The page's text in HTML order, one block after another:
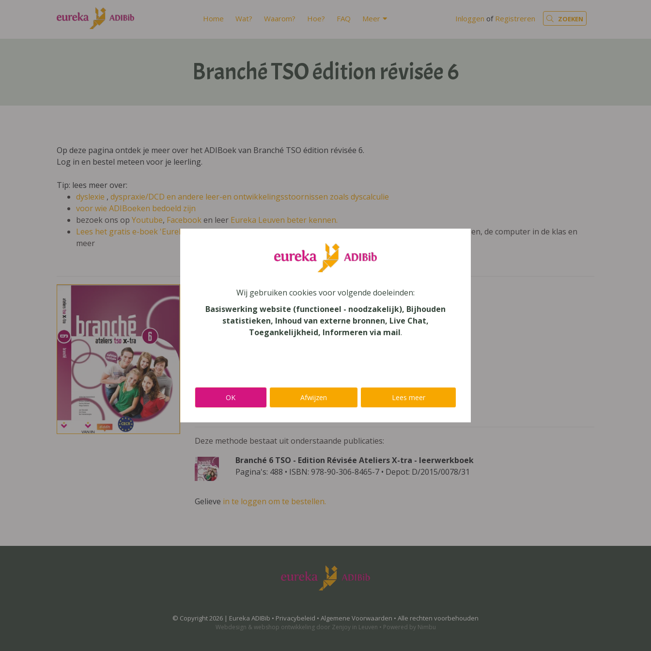
Home Wat? Waarom? Hoe? FAQ Meer Inloggen of Registreren ZOEKEN
Branché TSO édition révisée 6
Op deze pagina ontdek je meer over het ADIBoek van Branché TSO édition révisée 6.
Log in en bestel meteen voor je leerling.
Tip: lees meer over:
dyslexie , dyspraxie/DCD en andere leer-en ontwikkelingsstoornissen zoals dyscalculie
voor wie ADIBoeken bedoeld zijn
bezoek ons op Youtube, Facebooken leer Eureka Leuven beter kennen.
Lees het gratis e-boek 'Eureka: leren en leven in je talent'en lees meer over thema's als redelijke aanpassingen, de computer in de klas en
meer
Branché TSO édition révisée 6
Vak
Uitgeverij
Deze methode bestaat uit onderstaande publicaties:
Branché 6 TSO - Edition Révisée Ateliers X-tra - leerwerkboek
Pagina's: 488 • ISBN: 978-90-306-8465-7 • Depot: D/2015/0078/31
Gelieve in te loggen om te bestellen.
© Copyright 2026 | Eureka ADIBib • Privacybeleid • Algemene Voorwaarden • Alle rechten voorbehouden
Webdesign & webshop ontwikkelingdoor Zenjoy in Leuven • Powered by Nimbu
Wij gebruiken cookies voor volgende doeleinden:
Basiswerking website (functioneel - noodzakelijk), Bijhouden
statistieken, Inhoud van externe bronnen, Live Chat,
Toegankelijkheid, Informeren via mail.
OK Afwijzen Lees meer